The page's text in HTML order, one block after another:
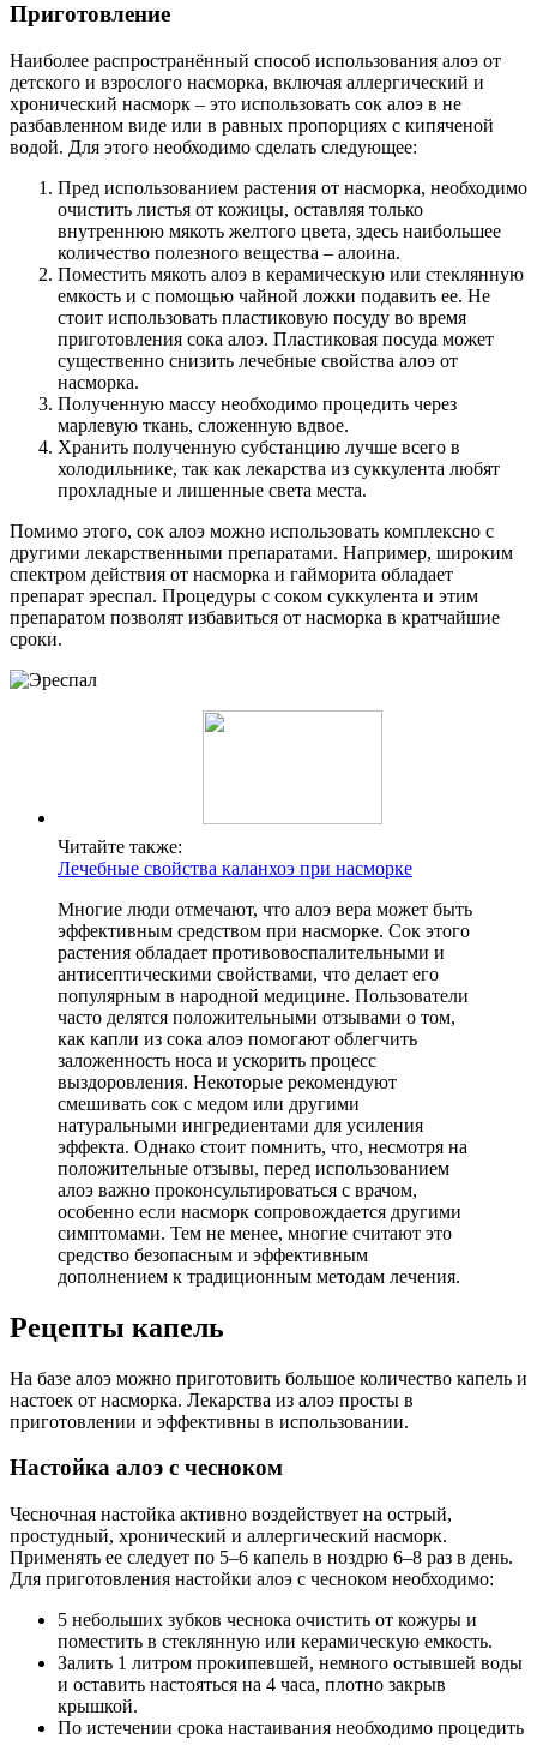
Приготовление
Наиболее распространённый способ использования алоэ от
детского и взрослого насморка, включая аллергический и
хронический насморк – это использовать сок алоэ в не
разбавленном виде или в равных пропорциях с кипяченой
водой. Для этого необходимо сделать следующее:
Пред использованием растения от насморка, необходимо
очистить листья от кожицы, оставляя только
внутреннюю мякоть желтого цвета, здесь наибольшее
количество полезного вещества – алоина.
Поместить мякоть алоэ в керамическую или стеклянную
емкость и с помощью чайной ложки подавить ее. Не
стоит использовать пластиковую посуду во время
приготовления сока алоэ. Пластиковая посуда может
существенно снизить лечебные свойства алоэ от
насморка.
Полученную массу необходимо процедить через
марлевую ткань, сложенную вдвое.
Хранить полученную субстанцию лучше всего в
холодильнике, так как лекарства из суккулента любят
прохладные и лишенные света места.
Помимо этого, сок алоэ можно использовать комплексно с
другими лекарственными препаратами. Например, широким
спектром действия от насморка и гайморита обладает
препарат эреспал. Процедуры с соком суккулента и этим
препаратом позволят избавиться от насморка в кратчайшие
сроки.
Читайте также:
Лечебные свойства каланхоэ при насморке
Многие люди отмечают, что алоэ вера может быть
эффективным средством при насморке. Сок этого
растения обладает противовоспалительными и
антисептическими свойствами, что делает его
популярным в народной медицине. Пользователи
часто делятся положительными отзывами о том,
как капли из сока алоэ помогают облегчить
заложенность носа и ускорить процесс
выздоровления. Некоторые рекомендуют
смешивать сок с медом или другими
натуральными ингредиентами для усиления
эффекта. Однако стоит помнить, что, несмотря на
положительные отзывы, перед использованием
алоэ важно проконсультироваться с врачом,
особенно если насморк сопровождается другими
симптомами. Тем не менее, многие считают это
средство безопасным и эффективным
дополнением к традиционным методам лечения.
Рецепты капель
На базе алоэ можно приготовить большое количество капель и
настоек от насморка. Лекарства из алоэ просты в
приготовлении и эффективны в использовании.
Настойка алоэ с чесноком
Чесночная настойка активно воздействует на острый,
простудный, хронический и аллергический насморк.
Применять ее следует по 5–6 капель в ноздрю 6–8 раз в день.
Для приготовления настойки алоэ с чесноком необходимо:
5 небольших зубков чеснока очистить от кожуры и
поместить в стеклянную или керамическую емкость.
Залить 1 литром прокипевшей, немного остывшей воды
и оставить настояться на 4 часа, плотно закрыв
крышкой.
По истечении срока настаивания необходимо процедить